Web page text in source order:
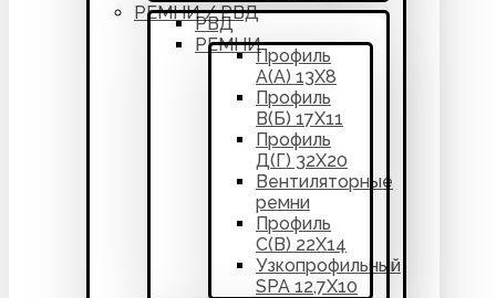
РЕМНИ / РВД
РВД
РЕМНИ
Профиль
А(А) 13Х8
Профиль
В(Б) 17Х11
Профиль
Д(Г) 32Х20
Вентиляторные
ремни
Профиль
С(В) 22Х14
Узкопрофильный
SPA 12,7Х10